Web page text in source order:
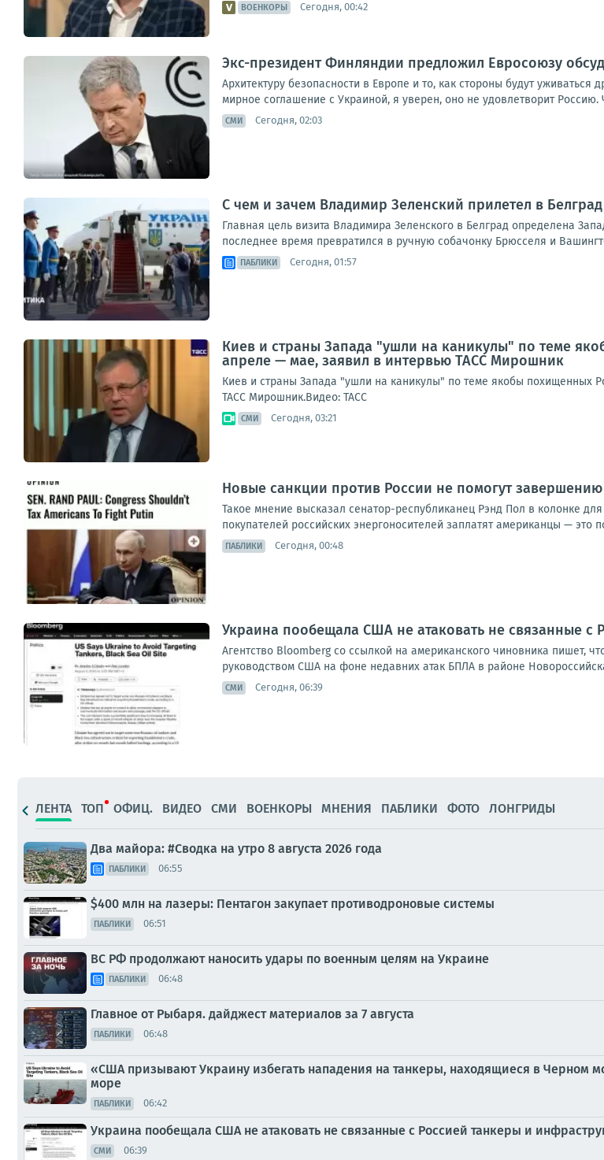
ВОЕНКОРЫ Сегодня, 00:42
Экс-президент Финляндии предложил Евросоюзу
Архитектуру безопасности в Европе и то, как стороны будут
мирное соглашение с Украиной, я уверен, оно не удовлетворит
СМИ Сегодня, 02:03
С чем и зачем Владимир Зеленский прилетел в Белград
Главная цель визита Владимира Зеленского в Белград определена
последнее время превратился в ручную собачонку Брюсселя и
ПАБЛИКИ Сегодня, 01:57
Киев и страны Запада "ушли на каникулы" по теме
апреле — мае, заявил в интервью ТАСС Мирошник
Киев и страны Запада "ушли на каникулы" по теме якобы похищенных
ТАСС Мирошник.Видео: ТАСС
СМИ Сегодня, 03:21
Новые санкции против России не помогут
Такое мнение высказал сенатор-республиканец Рэнд Пол в колонке
покупателей российских энергоносителей заплатят американцы — это
ПАБЛИКИ Сегодня, 00:48
Украина пообещала США не атаковать не связанные
Агентство Bloomberg со ссылкой на американского чиновника пишет,
руководством США на фоне недавних атак БПЛА в районе
СМИ Сегодня, 06:39
ЛЕНТА ТОП ОФИЦ. ВИДЕО СМИ ВОЕНКОРЫ МНЕНИЯ ПАБЛИКИ ФОТО ЛОНГРИДЫ
Два майора: #Сводка на утро 8 августа 2026 года
ПАБЛИКИ 06:55
$400 млн на лазеры: Пентагон закупает противодроновые системы
ПАБЛИКИ 06:51
ВС РФ продолжают наносить удары по военным целям на Украине
ПАБЛИКИ 06:48
Главное от Рыбаря. дайджест материалов за 7 августа
ПАБЛИКИ 06:48
«США призывают Украину избегать нападения на танкеры, находящиеся в Черном
море
ПАБЛИКИ 06:42
Украина пообещала США не атаковать не связанные с Россией танкеры и
СМИ 06:39